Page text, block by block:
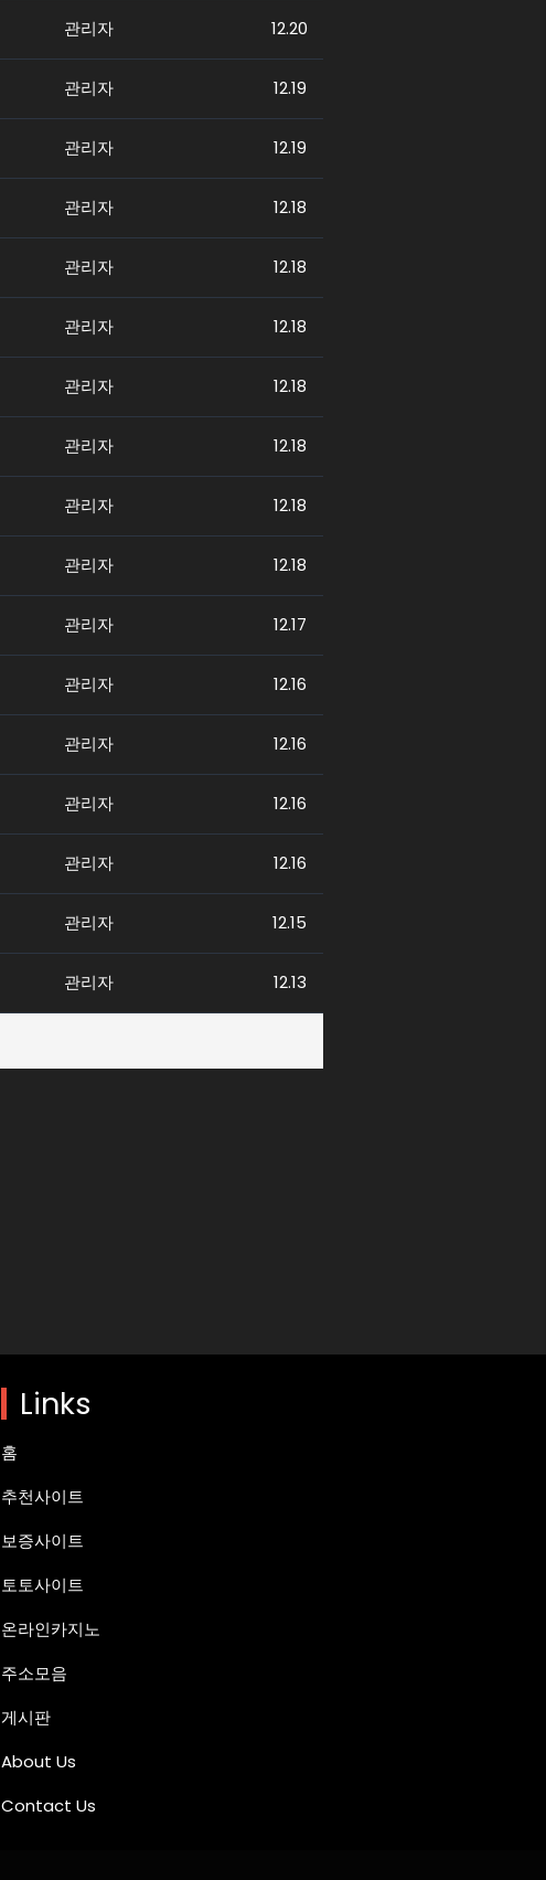
관리자 12.20
관리자 12.19
관리자 12.19
관리자 12.18
관리자 12.18
관리자 12.18
관리자 12.18
관리자 12.18
관리자 12.18
관리자 12.18
관리자 12.17
관리자 12.16
관리자 12.16
관리자 12.16
관리자 12.16
관리자 12.15
관리자 12.13
Links
홈
추천사이트
보증사이트
토토사이트
온라인카지노
주소모음
게시판
About Us
Contact Us